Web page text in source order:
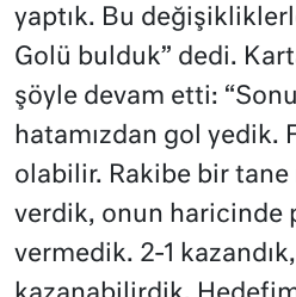
yaptık. Bu
Golü bulduk” dedi.
şöyle devam etti:
hatamızdan gol yedik.
olabilir. Rakibe bir
verdik, onun haricinde
vermedik. 2-1